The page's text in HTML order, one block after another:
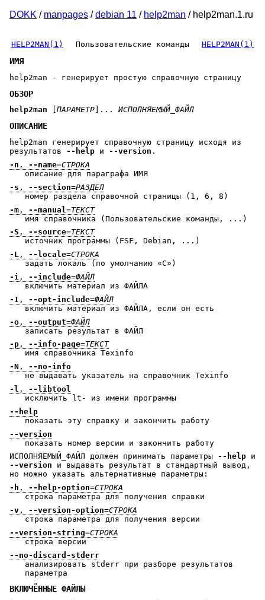
DOKK / manpages /debian 11 / help2man / help2man.1.ru
HELP2MAN(1) Пользовательские команды HELP2MAN(1)
ИМЯ
help2man - генерирует простую справочную страницу
ОБЗОР
help2man ПАРАМЕТР ]... ИСПОЛНЯЕМЫЙ_ФАЙЛ
ОПИСАНИЕ
help2man генерирует справочную страницу исходя из
результатов --help и --version .
-n , --name=СТРОКА
описание для параграфа ИМЯ
-s , --section=РАЗДЕЛ
номер раздела справочной страницы (1, 6, 8)
-m , --manual =ТЕКСТ
имя справочника (Пользовательские команды, ...)
-S , --source=ТЕКСТ
источник программы (FSF, Debian, ...)
-L , --locale=СТРОКА
задать локаль (по умолчанию «C»)
-i , --include=ФАЙЛ
включить материал из ФАЙЛА
-I , --opt-include=ФАЙЛ
включить материал из ФАЙЛА, если он есть
-o , --output=ФАЙЛ
записать результат в ФАЙЛ
-p , --info-page=ТЕКСТ
имя справочника Texinfo
-N , --no-info
не выдавать указатель на справочник Texinfo
-l , --libtool
исключить lt- из имени программы
--help
показать эту справку и закончить работу
--version
показать номер версии и закончить работу
ИСПОЛНЯЕМЫЙ_ФАЙЛ должен принимать параметры --help и
--version и выдавать результат в стандартный вывод,
но можно указать альтернативные параметры:
-h , --help-option=СТРОКА
строка параметра для получения справки
-v , --version-option=СТРОКА
строка параметра для получения версии
--version-string=СТРОКА
строка версии
--no-discard-stderr
анализировать stderr при разборе результатов
параметра
ВКЛЮЧЁННЫЕ ФАЙЛЫ